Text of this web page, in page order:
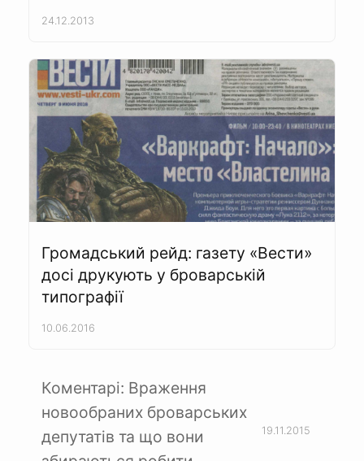
24.12.2013
Громадський рейд: газету «Вести»
досі друкують у броварській
типографії
10.06.2016
Коментарі: Враження
новообраних броварських
депутатів та що вони
19.11.2015